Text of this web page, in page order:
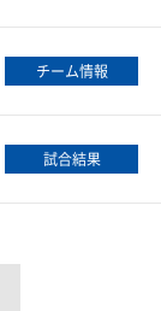
チーム情報
試合結果